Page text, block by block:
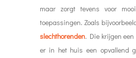
maar zorgt tevens voor
toepassingen. Zoals
slechthorenden. Die krijgen
er in het huis een opvallend